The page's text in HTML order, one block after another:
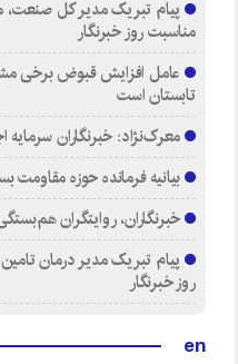
پیام تبریک مدیر کل صنعت،
مناسبت روز خبرنگار
عامل افزایش قبوض برخی
تابستان است
معرک‌نژاد: خبرنگاران
بیانیه فرمانده حوزه
خبرنگاران، روایتگران
پیام تبریک مدیر درمان
روز خبرنگار
en